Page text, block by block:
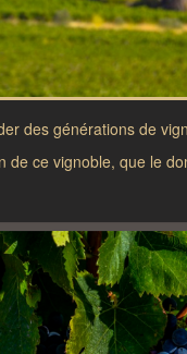
des générations de
de ce vignoble, que le